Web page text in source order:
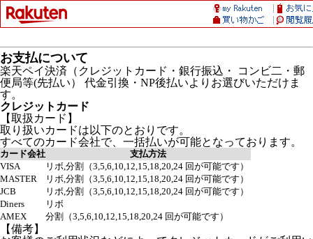
お支払について
楽天ペイ決済（クレジットカード・銀行振込・ コンビ二・郵
便局等(先払い） 代金引換・NP後払いよりお選びいただけま
す。
クレジットカード
【取扱カード】
取り扱いカードは以下のとおりです。
すべてのカード会社で、一括払いが可能となっております。
カード会社
支払方法
VISA
リボ,分割（3,5,6,10,12,15,18,20,24 回が可能です）
MASTER
リボ,分割（3,5,6,10,12,15,18,20,24 回が可能です）
JCB
リボ,分割（3,5,6,10,12,15,18,20,24 回が可能です）
Diners
リボ
AMEX
分割（3,5,6,10,12,15,18,20,24 回が可能です）
【備考】